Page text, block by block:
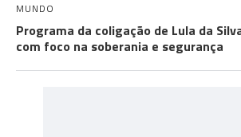
MUNDO
Programa da coligação de Lula da
com foco na soberania e segurança